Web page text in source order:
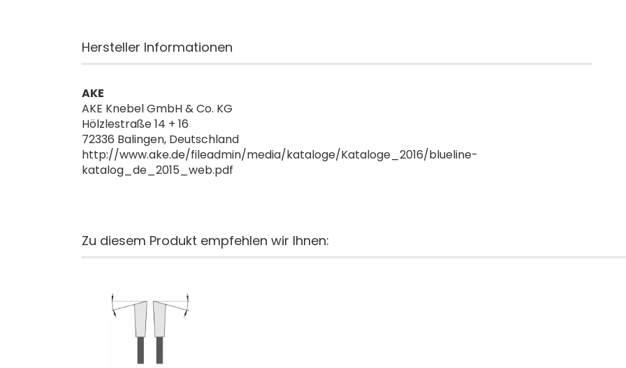
Hersteller Informationen
AKE
AKE Knebel GmbH & Co. KG
Hölzlestraße 14 + 16
72336 Balingen, Deutschland
http://www.ake.de/fileadmin/media/kataloge/Kataloge_2016/blueline-
katalog_de_2015_web.pdf
Zu diesem Produkt empfehlen wir Ihnen: